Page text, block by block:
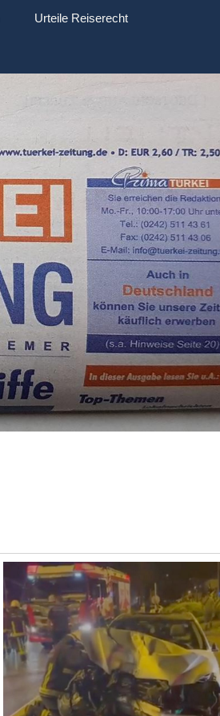
Urteile Reiserecht